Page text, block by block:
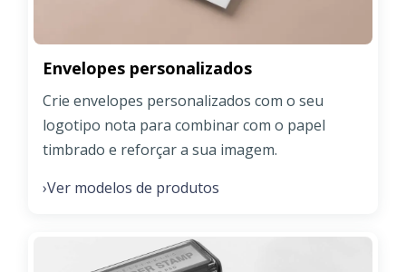
Envelopes personalizados
Crie envelopes personalizados com o seu
logotipo nota para combinar com o papel
timbrado e reforçar a sua imagem.
›Ver modelos de produtos